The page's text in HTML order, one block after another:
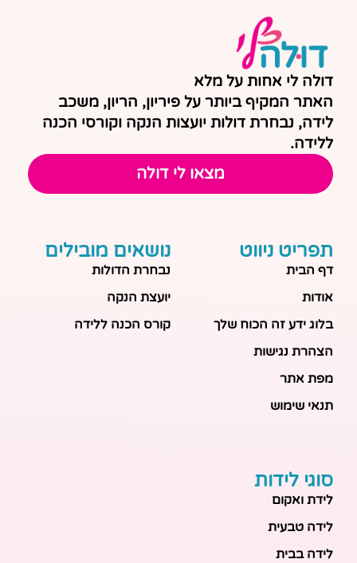
דולה לי אחות על מלא
האתר המקיף ביותר על פיריון, הריון, משכב
לידה, נבחרת דולות יועצות הנקה וקורסי הכנה
ללידה.
מצאו לי דולה
תפריט ניווט
דף הבית
אודות
בלוג ידע זה הכוח שלך
הצהרת נגישות
מפת אתר
תנאי שימוש
נושאים מובילים
נבחרת הדולות
יועצת הנקה
קורס הכנה ללידה
סוגי לידות
לידת ואקום
לידה טבעית
לידה בבית